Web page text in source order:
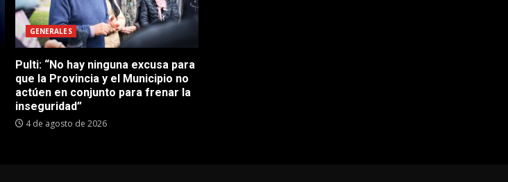
GENERALES
Pulti: “No hay ninguna excusa para
que la Provincia y el Municipio no
actúen en conjunto para frenar la
inseguridad”
4 de agosto de 2026